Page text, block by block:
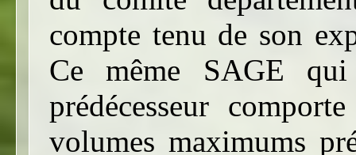
compte tenu de son
Ce même SAGE
prédécesseur
volumes maximums